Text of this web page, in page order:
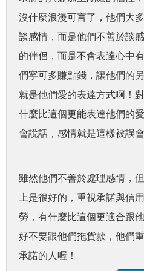
沒什麼浪漫可言了，他們大
談感情，而是他們不善於談
的伴侶，而是不會表達心中
們寧可多賺點錢，讓他們的
就是他們愛的表達方式啊！
什麼比這個更能表達他們的
會說話，感情就是這樣被誤會
雖然他們不善於處理感情，
上是很好的，重視承諾與信
勞，有什麼比這個更適合跟
好不要跟他們拖貨款，他們
承諾的人喔！